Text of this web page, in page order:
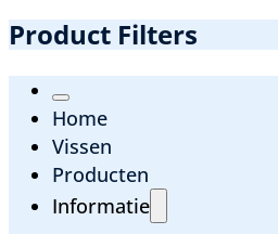
Product Filters
Home
Vissen
Producten
Informatie